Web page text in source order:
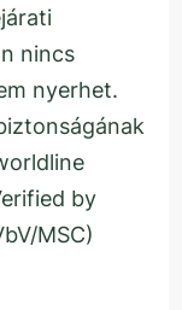
nincs
nyerhet.
by
MSC)